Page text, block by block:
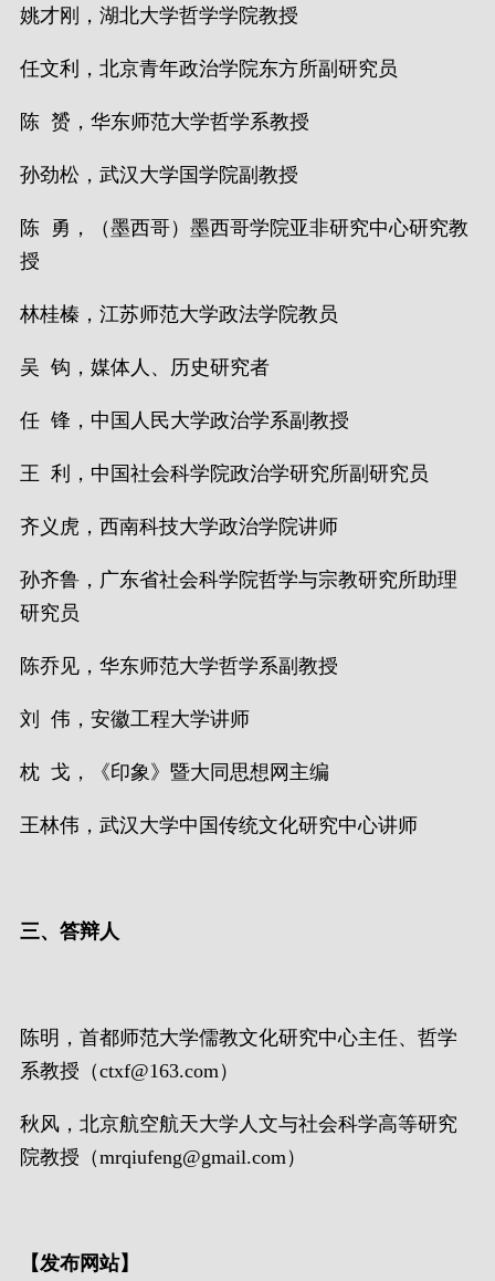
姚才刚，湖北大学哲学学院教授
任文利，北京青年政治学院东方所副研究员
陈 赟，华东师范大学哲学系教授
孙劲松，武汉大学国学院副教授
陈 勇，（墨西哥）墨西哥学院亚非研究中心研究教
授
林桂榛，江苏师范大学政法学院教员
吴 钩，媒体人、历史研究者
任 锋，中国人民大学政治学系副教授
王 利，中国社会科学院政治学研究所副研究员
齐义虎，西南科技大学政治学院讲师
孙齐鲁，广东省社会科学院哲学与宗教研究所助理
研究员
陈乔见，华东师范大学哲学系副教授
刘 伟，安徽工程大学讲师
枕 戈，《印象》暨大同思想网主编
王林伟，武汉大学中国传统文化研究中心讲师
三、答辩人
陈明，首都师范大学儒教文化研究中心主任、哲学
系教授（ctxf@163.com）
秋风，北京航空航天大学人文与社会科学高等研究
院教授（mrqiufeng@gmail.com）
【发布网站】